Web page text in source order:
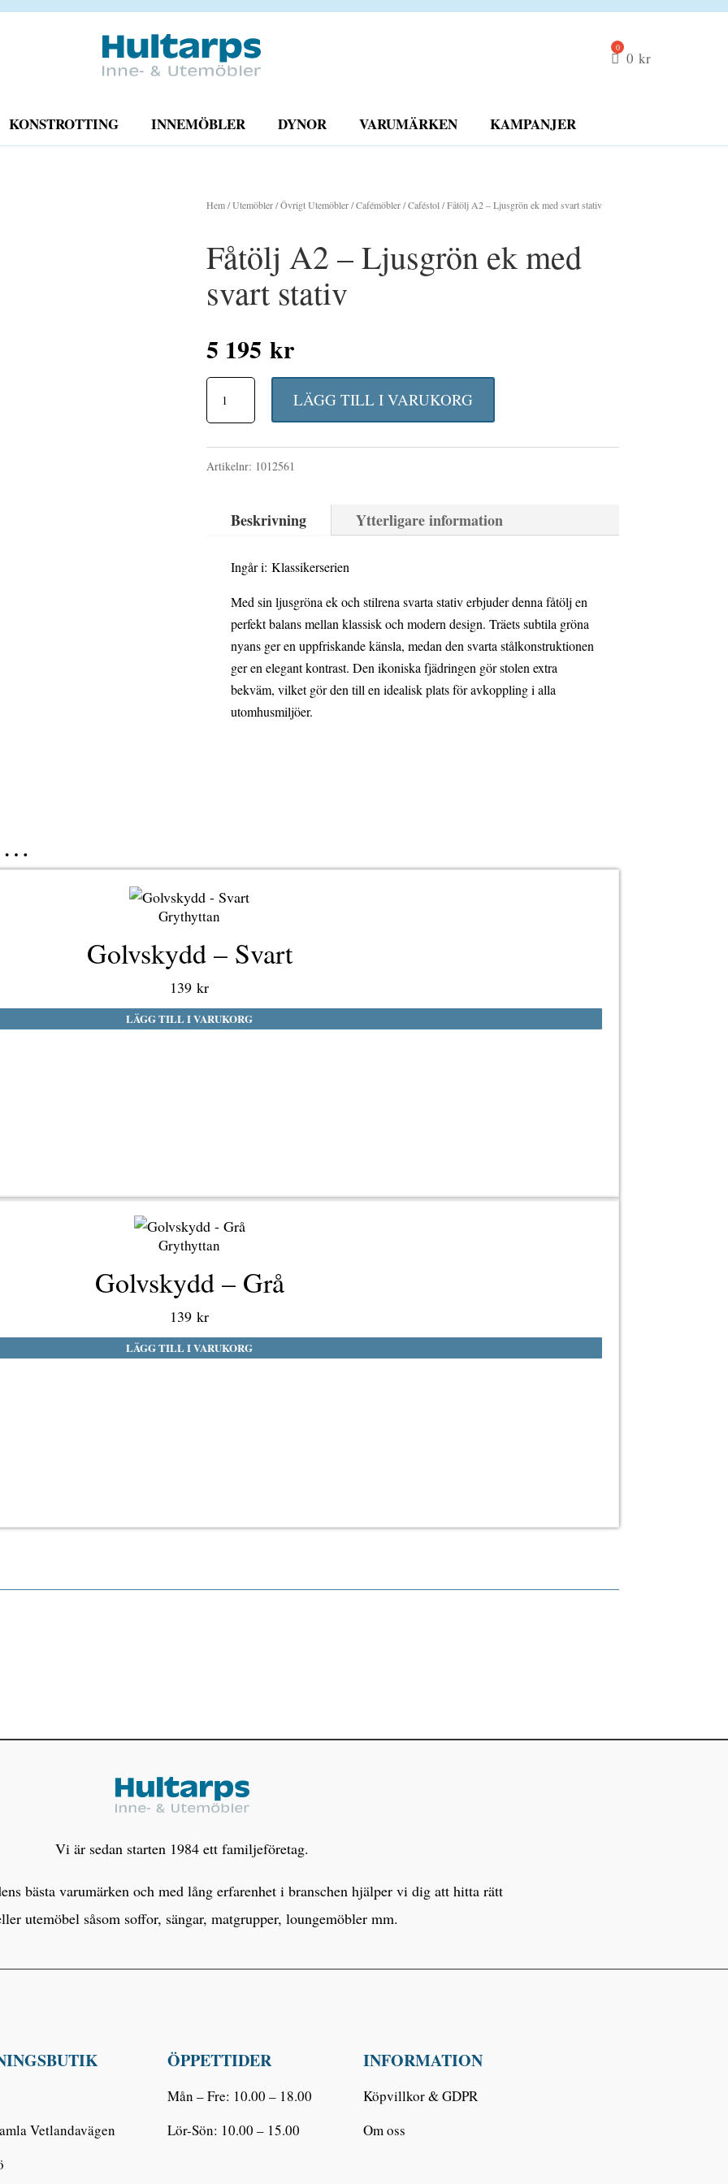
0kr
KONSTROTTING INNEMÖBLER DYNOR VARUMÄRKEN KAMPANJER
Hem/Utemöbler/Övrigt Utemöbler/Cafémöbler/Caféstol / Fåtölj A2 – Ljusgrön ek med svart stativ
Fåtölj A2 – Ljusgrön ek med
svart stativ
5 195 kr
A2
-
Ljusgrön
mängd
LÄGG TILL I VARUKORG
Artikelnr: 1012561
Beskrivning Ytterligare information
Ingår i: Klassikerserien
Med sin ljusgröna ek och stilrena svarta stativ erbjuder denna fåtölj en
perfekt balans mellan klassisk och modern design. Träets subtila gröna
nyans ger en uppfriskande känsla, medan den svarta stålkonstruktionen
ger en elegant kontrast. Den ikoniska fjädringen gör stolen extra
bekväm, vilket gör den till en idealisk plats för avkoppling i alla
utomhusmiljöer.
…
Grythyttan
Golvskydd – Svart
139 kr
LÄGG TILL I VARUKORG
Grythyttan
Golvskydd – Grå
139 kr
LÄGG TILL I VARUKORG
Vi är sedan starten 1984 ett familjeföretag.
bästa varumärken och med lång erfarenhet i branschen hjälper vi dig att hitta rätt
utemöbel såsom soffor, sängar, matgrupper, loungemöbler mm.
Vetlandavägen
ÖPPETTIDER
Mån – Fre: 10.00 – 18.00
Lör-Sön: 10.00 – 15.00
INFORMATION
Köpvillkor & GDPR
Om oss